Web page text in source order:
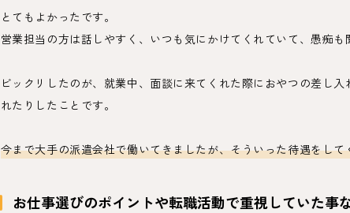
とてもよかったです。
営業担当の方は話しやすく、いつも気にかけてくれていて、愚痴も
ビックリしたのが、就業中、面談に来てくれた際におやつの差し
れたりしたことです。
今まで大手の派遣会社で働いてきましたが、そういった待遇をし
お仕事選びのポイントや転職活動で重視していた事